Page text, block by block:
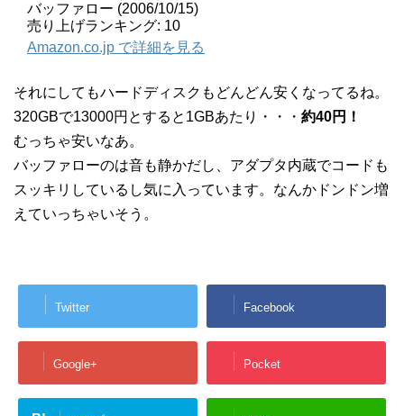
バッファロー (2006/10/15)
売り上げランキング: 10
Amazon.co.jp で詳細を見る
それにしてもハードディスクもどんどん安くなってるね。
320GBで13000円とすると1GBあたり・・・ 約40円！
むっちゃ安いなあ。
バッファローのは音も静かだし、アダプタ内蔵でコードも
スッキリしているし気に入っています。なんかドンドン増
えていっちゃいそう。
Twitter Facebook
Google+ Pocket